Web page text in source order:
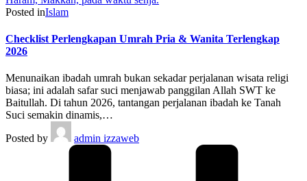
Posted inIslam
Checklist Perlengkapan Umrah Pria & Wanita Terlengkap
2026
Menunaikan ibadah umrah bukan sekadar perjalanan wisata religi
biasa; ini adalah safar suci menjawab panggilan Allah SWT ke
Baitullah. Di tahun 2026, tantangan perjalanan ibadah ke Tanah
Suci semakin dinamis,…
Posted by
admin izzaweb